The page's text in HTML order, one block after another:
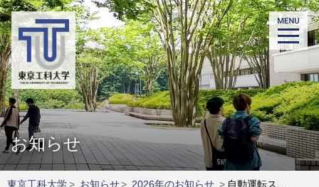
お知らせ
東京工科大学> お知らせ> 2026年のお知らせ > 自動運転スクールバスの実証実験 出発式を実施